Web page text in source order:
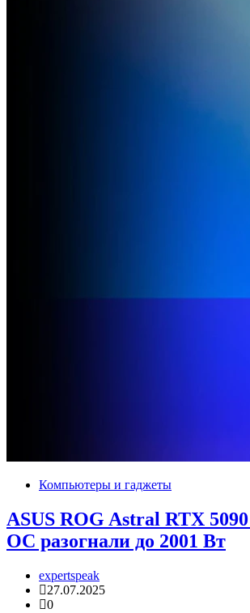
Компьютеры и гаджеты
ASUS ROG Astral RTX
OC разогнали до 2001 Вт
expertspeak
27.07.2025
0